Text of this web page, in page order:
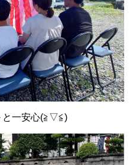
と一安心(≧▽≦)